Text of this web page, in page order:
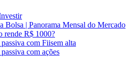
Bolsa | Panorama Mensal do Mercado
rende R$ 1000?
com Fiisem alta
com ações